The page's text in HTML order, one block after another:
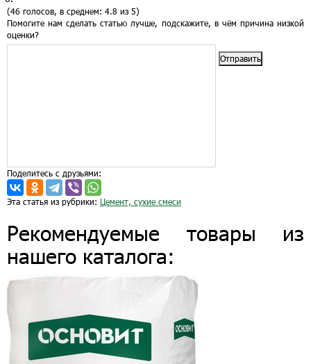
(46 голосов, в среднем: 4.8 из 5)
Помогите нам сделать статью лучше, подскажите, в чём причина низкой
оценки?
Отправить
Поделитесь с друзьями:
Эта статья из рубрики: Цемент, сухие смеси
Рекомендуемые товары из
нашего каталога: